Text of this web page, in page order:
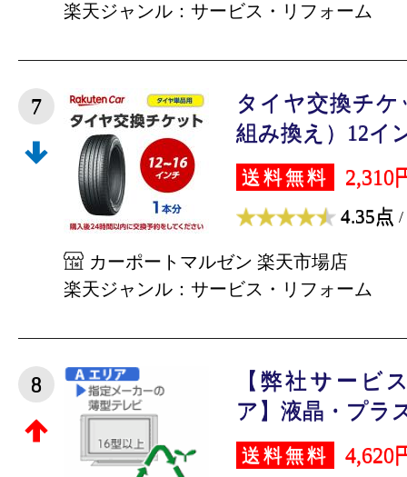
楽天ジャンル：サービス・リフォーム
7
タイヤ交換チ
組み換え）12イ
送料無料 2,310
4.35点 /
カーポートマルゼン 楽天市場店
楽天ジャンル：サービス・リフォーム
8
【弊社サービ
ア】液晶・プラ
送料無料 4,620